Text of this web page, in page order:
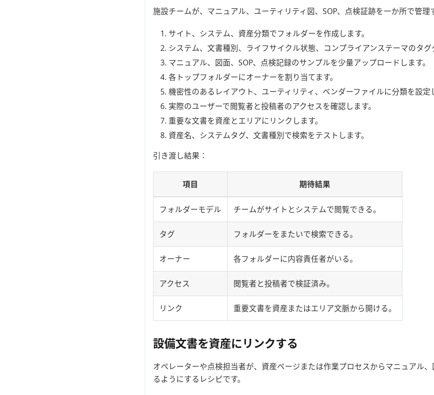
施設チームが、マニュアル、ユーティリティ図、SOP、点検証跡を一か所で管理
サイト、システム、資産分類でフォルダーを作成します。
システム、文書種別、ライフサイクル状態、コンプライアンステーマのタグ
マニュアル、図面、SOP、点検記録のサンプルを少量アップロードします。
各トップフォルダーにオーナーを割り当てます。
機密性のあるレイアウト、ユーティリティ、ベンダーファイルに分類を設定
実際のユーザーで閲覧者と投稿者のアクセスを確認します。
重要な文書を資産とエリアにリンクします。
資産名、システムタグ、文書種別で検索をテストします。
引き渡し結果：
項目 期待結果
フォルダーモデル チームがサイトとシステムで閲覧できる。
タグ フォルダーをまたいで検索できる。
オーナー 各フォルダーに内容責任者がいる。
アクセス 閲覧者と投稿者で検証済み。
リンク 重要文書を資産またはエリア文脈から開ける。
設備文書を資産にリンクする
オペレーターや点検担当者が、資産ページまたは作業プロセスからマニュアル
るようにするレシピです。